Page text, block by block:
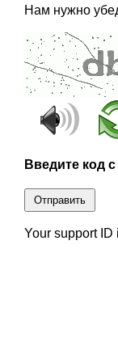
Нам нужно
Введите код
Отправить
Your support